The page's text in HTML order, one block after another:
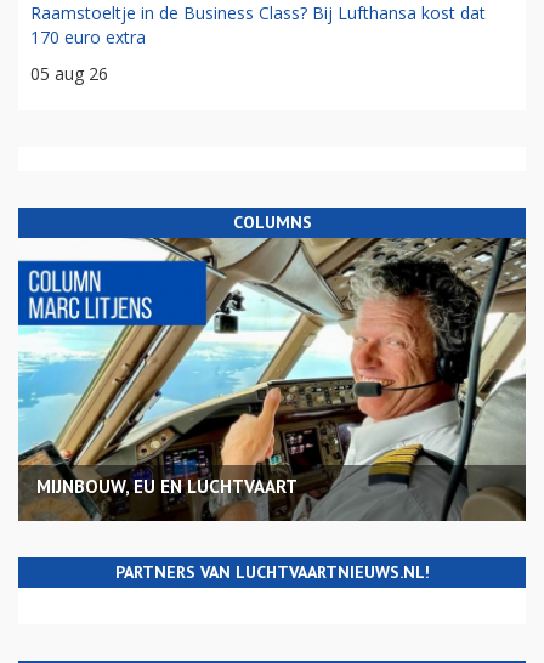
Raamstoeltje in de Business Class? Bij Lufthansa kost dat
170 euro extra
05 aug 26
COLUMNS
MIJNBOUW, EU EN LUCHTVAART
PARTNERS VAN LUCHTVAARTNIEUWS.NL!